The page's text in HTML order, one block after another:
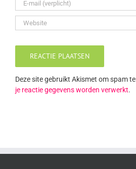
Deze site gebruikt Akismet om spam
je reactie gegevens worden verwerkt.